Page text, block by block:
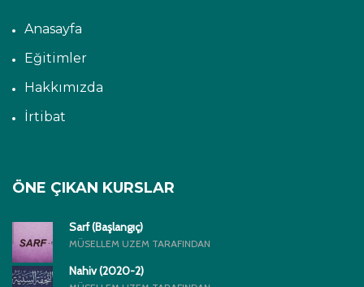
Anasayfa
Eğitimler
Hakkımızda
İrtibat
ÖNE ÇIKAN KURSLAR
Sarf (Başlangıç)
MÜSELLEM UZEM TARAFINDAN
Nahiv (2020-2)